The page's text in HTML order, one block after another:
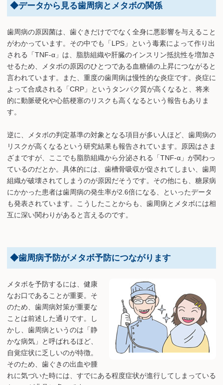
◆データから見る歯周病とメタボの関係
歯周病の原因菌は、歯ぐきだけででなく全身に悪影響を与えること
がわかっています。その中でも「LPS」という毒素によって作り出
される「TNF-α」は、脂肪組織や肝臓のインスリン抵抗性を増加さ
せるため、メタボの原因のひとつである血糖値の上昇につながると
言われています。また、重度の歯周病は慢性的な炎症です。炎症に
よって合成される「CRP」というタンパク質が高くなると、将来
的に動脈硬化や心筋梗塞のリスクも高くなるという報告もありま
す。
逆に、メタボの判定基準の対象となる項目が多い人ほど、歯周病の
リスクが高くなるという研究結果も報告されています。原因はさま
ざまですが、ここでも脂肪組織から分泌される「TNF-α」が関わっ
ているのだとか。具体的には、歯槽骨吸収が促されてしまい、歯周
組織が破壊されてしまうのが原因だそうです。その他にも、糖尿病
にかかった患者は歯周病の発生率が2.6倍になる、といったデータ
も発表されています。こうしたことからも、歯周病とメタボには相
互に深い関わりがあると言えるのです。
◆歯周病予防がメタボ予防につながります
メタボを予防するには、健康
なお口であることが重要。そ
のため、歯周病対策が重要な
ことは前述した通りです。し
かし、歯周病というのは「静
かな病気」と呼ばれるほど、
自覚症状に乏しいのが特徴。
そのため、歯ぐきの出血や腫
れに気づいた時には、すでにある程度症状が進行してしまっている